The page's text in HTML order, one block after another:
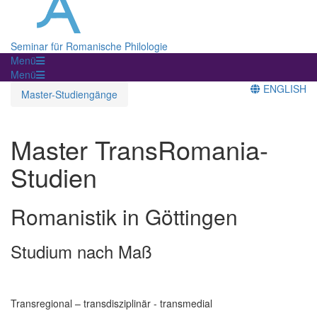
Seminar für Romanische Philologie
Menü
Menü
Master-Studiengänge
ENGLISH
Master TransRomania-
Studien
Romanistik in Göttingen
Studium nach Maß
Transregional – transdisziplinär - transmedial